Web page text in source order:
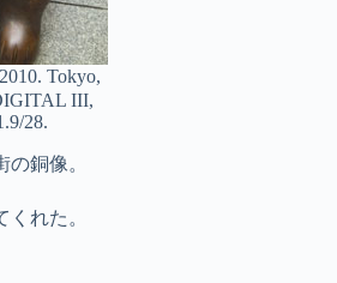
Tokyo,
III,
28.
銅像。
れた。